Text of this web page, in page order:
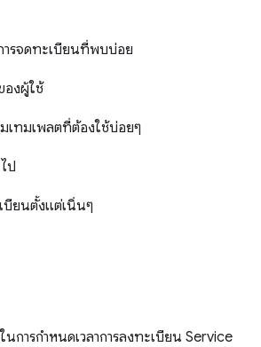
ารจดทะเบียนที่พบบ่อย
องผู้ใช้
เทมเพลตที่ต้องใช้บ่อยๆ
ป
บียนตั้งแต่เนิ่นๆ
การกำหนดเวลาการลงทะเบียน Service